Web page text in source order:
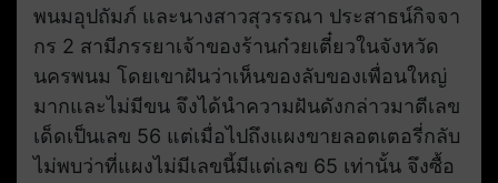
พนมอุปถัมภ์ และนางสาวสุวรรณา ประสาธน์กิจจา
กร 2 สามีภรรยาเจ้าของร้านก๋วยเตี๋ยวในจังหวัด
นครพนม โดยเขาฝันว่าเห็นของลับของเพื่อนใหญ่
มากและไม่มีขน จึงได้นำความฝันดังกล่าวมาตีเลข
เด็ดเป็นเลข 56 แต่เมื่อไปถึงแผงขายลอตเตอรี่กลับ
ไม่พบว่าที่แผงไม่มีเลขนี้มีแต่เลข 65 เท่านั้น จึงซื้อ